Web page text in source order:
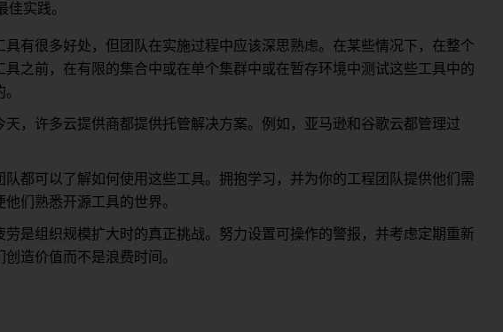
实践。
具有很多好处，但团队在实施过程中应该深思熟虑。在某些情况下，在整个
具之前，在有限的集合中或在单个集群中或在暂存环境中测试这些工具中的
天，许多云提供商都提供托管解决方案。例如，亚马逊和谷歌云都管理过
队都可以了解如何使用这些工具。拥抱学习，并为你的工程团队提供他们需
们熟悉开源工具的世界。
劳是组织规模扩大时的真正挑战。努力设置可操作的警报，并考虑定期重新
造价值而不是浪费时间。